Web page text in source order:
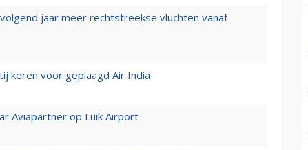
jaar meer rechtstreekse vluchten vanaf
keren voor geplaagd Air India
Aviapartner op Luik Airport